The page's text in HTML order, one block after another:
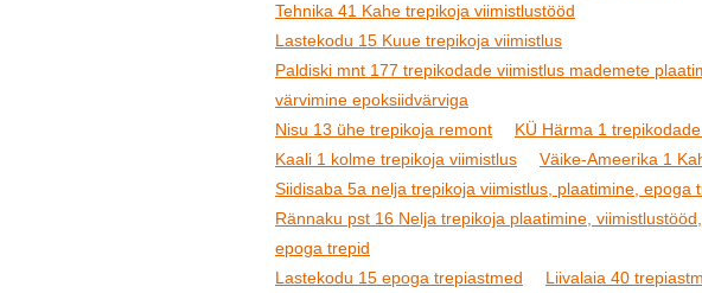
Tehnika 41 Kahe trepikoja viimistlustööd
Lastekodu 15 Kuue trepikoja viimistlus
Paldiski mnt 177 trepikodade viimistlus mademete
värvimine epoksiidvärviga
Nisu 13 ühe trepikoja remont
KÜ Härma 1
Kaali 1 kolme trepikoja viimistlus
Väike-Ameerika 1
Siidisaba 5a nelja trepikoja viimistlus, plaatimine, epoga
Rännaku pst 16 Nelja trepikoja plaatimine,
epoga trepid
Lastekodu 15 epoga trepiastmed
Liivalaia 40